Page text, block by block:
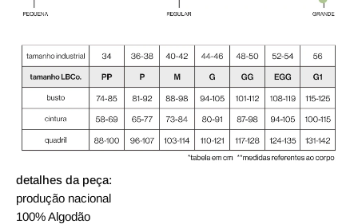
detalhes da peça:
produção nacional
100% Algodão